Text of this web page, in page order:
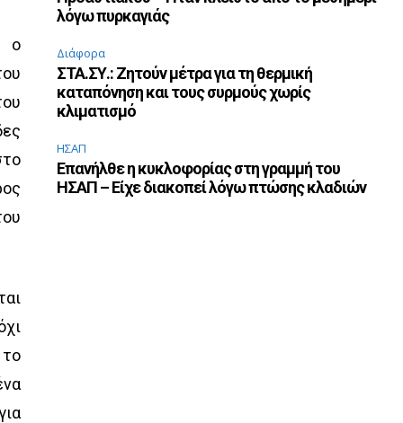
ο
λόγω πυρκαγιάς
Διάφορα
ΣΤΑ.ΣΥ.: Ζητούν μέτρα για τη θερμική
καταπόνηση και τους συρμούς χωρίς
κλιματισμό
ΗΣΑΠ
Επανήλθε η κυκλοφορίας στη γραμμή του
ΗΣΑΠ – Είχε διακοπεί λόγω πτώσης κλαδιών